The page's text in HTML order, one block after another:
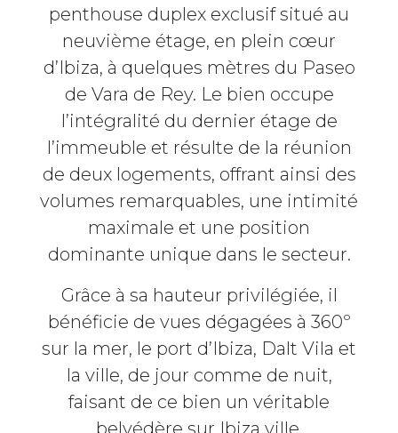
penthouse duplex exclusif situé au
neuvième étage, en plein cœur
d’Ibiza, à quelques mètres du Paseo
de Vara de Rey. Le bien occupe
l’intégralité du dernier étage de
l’immeuble et résulte de la réunion
de deux logements, offrant ainsi des
volumes remarquables, une intimité
maximale et une position
dominante unique dans le secteur.
Grâce à sa hauteur privilégiée, il
bénéficie de vues dégagées à 360º
sur la mer, le port d’Ibiza, Dalt Vila et
la ville, de jour comme de nuit,
faisant de ce bien un véritable
belvédère sur Ibiza ville.